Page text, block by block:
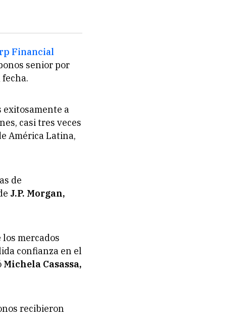
Financial
senior por
a
casi tres veces
América Latina,
de
J.P. Morgan,
mercados
confianza en el
Michela Casassa,
recibieron